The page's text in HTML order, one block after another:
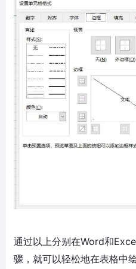
通过以上分别在Word和
骤，就可以轻松地在表格中